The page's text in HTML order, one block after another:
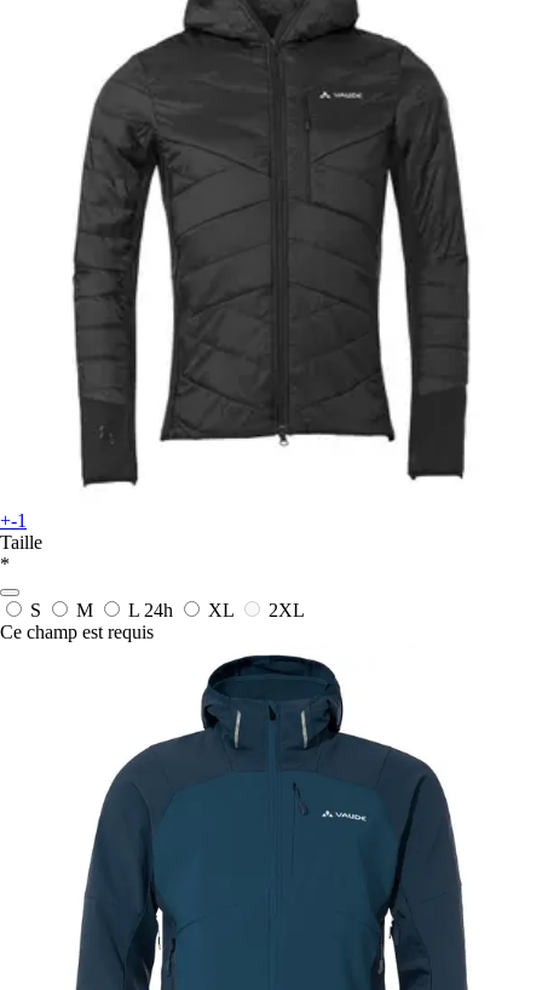
+-1
Taille
*
S M L 24h XL
2XL
Ce champ est requis